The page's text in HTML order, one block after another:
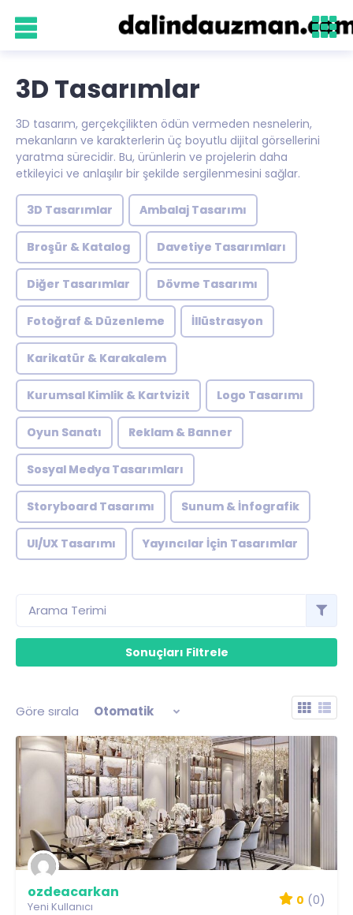
3D Tasarımlar
3D tasarım, gerçekçilikten ödün vermeden nesnelerin,
mekanların ve karakterlerin üç boyutlu dijital görsellerini
yaratma sürecidir. Bu, ürünlerin ve projelerin daha
etkileyici ve anlaşılır bir şekilde sergilenmesini sağlar.
3D Tasarımlar Ambalaj Tasarımı
Broşür & Katalog Davetiye Tasarımları
Diğer Tasarımlar Dövme Tasarımı
Fotoğraf & Düzenleme İllüstrasyon
Karikatür & Karakalem
Kurumsal Kimlik & Kartvizit Logo Tasarımı
Oyun Sanatı Reklam & Banner
Sosyal Medya Tasarımları
Storyboard Tasarımı Sunum & İnfografik
UI/UX Tasarımı Yayıncılar İçin Tasarımlar
Göre sırala Otomatik
ozdeacarkan
Yeni Kullanıcı 0 (0)